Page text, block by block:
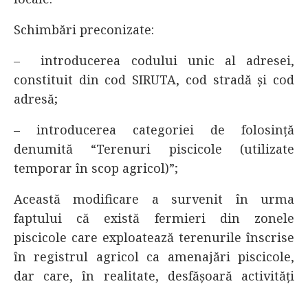
Schimbări preconizate:
– introducerea codului unic al adresei,
constituit din cod SIRUTA, cod stradă și cod
adresă;
– introducerea categoriei de folosință
denumită “Terenuri piscicole (utilizate
temporar în scop agricol)”;
Această modificare a survenit în urma
faptului că există fermieri din zonele
piscicole care exploatează terenurile înscrise
în registrul agricol ca amenajări piscicole,
dar care, în realitate, desfășoară activități